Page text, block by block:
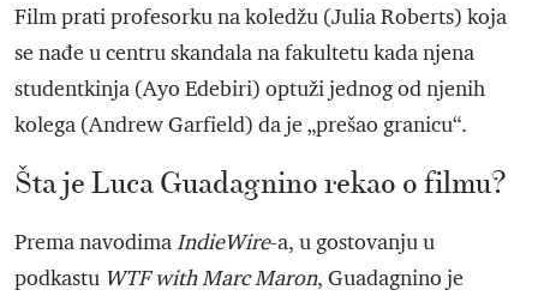
Film prati profesorku na koledžu (Julia Roberts) koja
se nađe u centru skandala na fakultetu kada njena
studentkinja (Ayo Edebiri) optuži jednog od njenih
kolega (Andrew Garfield) da je „prešao granicu“.
Šta je Luca Guadagnino rekao o filmu?
Prema navodimaIndieWire-a, u gostovanju u
podkastu WTF with Marc Maron, Guadagnino je